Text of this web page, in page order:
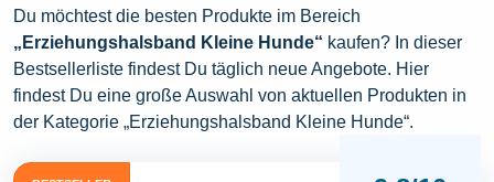
Du möchtest die besten Produkte im Bereich
„Erziehungshalsband Kleine Hunde“ kaufen? In dieser
Bestsellerliste findest Du täglich neue Angebote. Hier
findest Du eine große Auswahl von aktuellen Produkten in
der Kategorie „Erziehungshalsband Kleine Hunde“.